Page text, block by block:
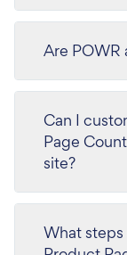
Are
Can I
Page
site?
What